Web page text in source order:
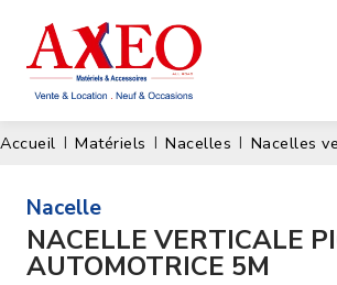
Accueil Matériels Nacelles Nacelles
nacelle
NACELLE VERTICALE
AUTOMOTRICE 5M